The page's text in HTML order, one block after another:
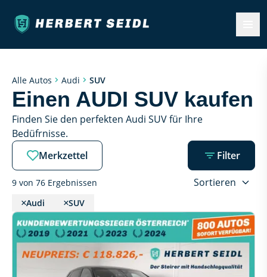
Alle Autos Audi SUV
Einen AUDI SUV kaufen
Finden Sie den perfekten Audi SUV für Ihre
Bedüfrnisse.
Merkzettel
Filter
9 von 76 Ergebnissen Sortieren
Audi SUV